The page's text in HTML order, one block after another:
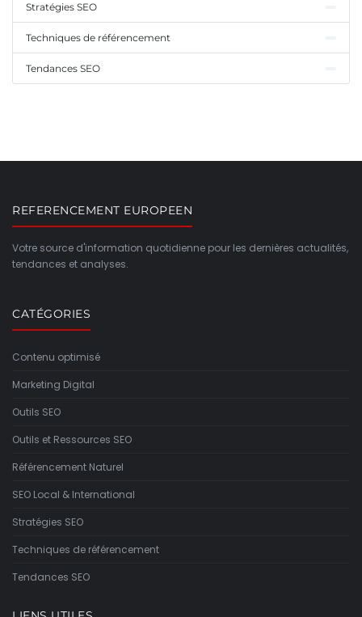
Stratégies SEO
Techniques de référencement
Tendances SEO
REFERENCEMENT EUROPEEN
Votre source d'information quotidienne pour les dernières actualités,
tendances et analyses.
CATÉGORIES
Contenu optimisé
Marketing Digital
Outils SEO
Outils et Ressources SEO
Référencement Naturel
SEO Local & International
Stratégies SEO
Techniques de référencement
Tendances SEO